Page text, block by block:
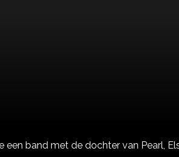
band met de dochter van Pearl,